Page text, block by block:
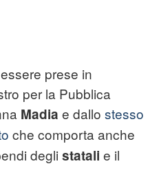
prese in
per la Pubblica
Madia e dallo stesso
che comporta anche
degli statali e il